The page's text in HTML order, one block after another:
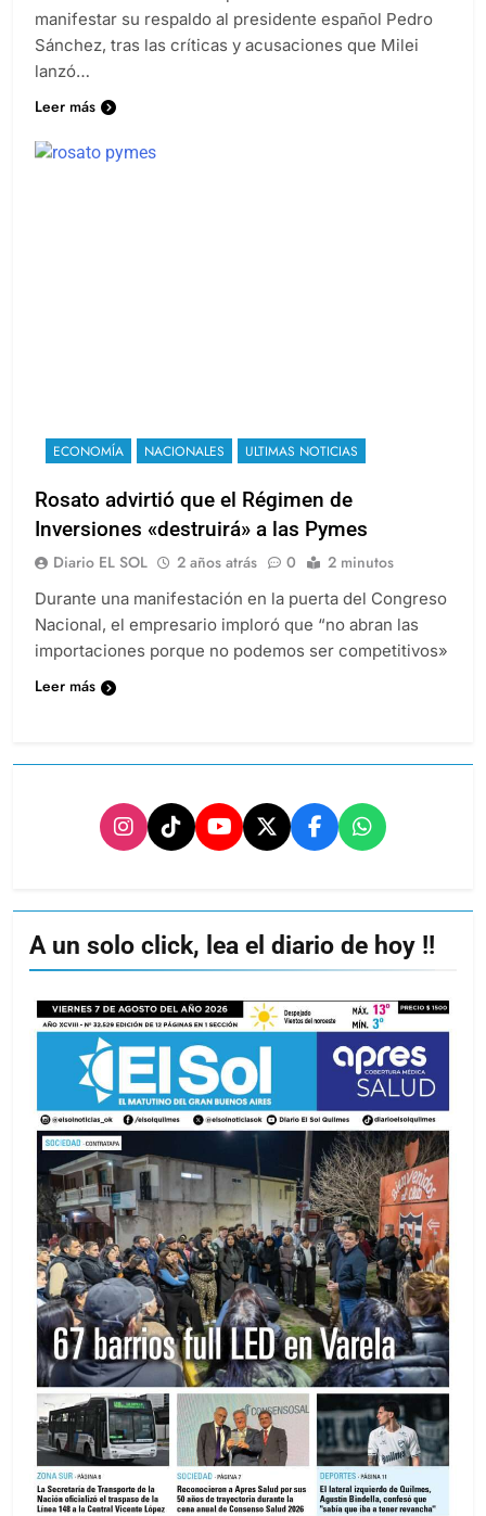
manifestar su respaldo al presidente español Pedro
Sánchez, tras las críticas y acusaciones que Milei
lanzó…
Leer más
ECONOMÍA NACIONALES ULTIMAS NOTICIAS
Rosato advirtió que el Régimen de
Inversiones «destruirá» a las Pymes
Diario EL SOL 2 años atrás 0 2 minutos
Durante una manifestación en la puerta del Congreso
Nacional, el empresario imploró que “no abran las
importaciones porque no podemos ser competitivos»
Leer más
A un solo click, lea el diario de hoy !!